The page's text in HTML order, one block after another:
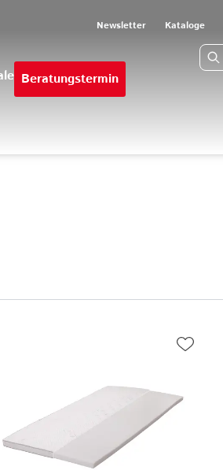
Newsletter Kataloge
Beratungstermin